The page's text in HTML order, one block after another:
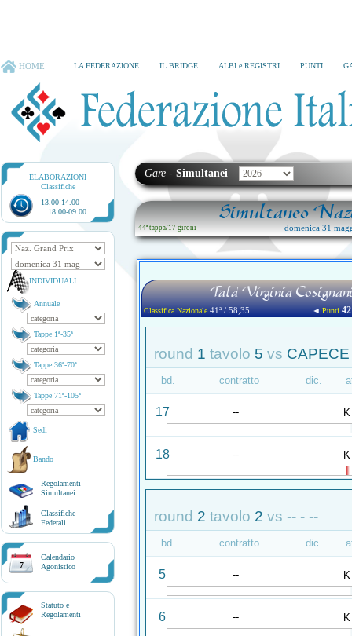
HOME LA FEDERAZIONE IL BRIDGE ALBI e REGISTRI PUNTI
ELABORAZIONI
Classifiche
13.00-14.00
18.00-09.00
INDIVIDUALI
Annuale
Tappe 1ª-35ª
Tappe 36ª-70ª
Tappe 71ª-105ª
Sedi
Bando
Regolamenti
Simultanei
Classifiche
Federali
7
Calendario
Agonistico
Statuto e
Regolamenti
Gare - Simultanei
Simultaneo
44ª tappa/17 gironi domenica 31
Fala' Virginia
Classifica Nazionale41ª / 58,35 ◄Punti 42
round 1 tavolo 5 vs
bd. contratto dic.
17 -- K
18 -- K
round 2 tavolo 2 vs -- - --
bd. contratto dic.
5 -- K
6 -- K